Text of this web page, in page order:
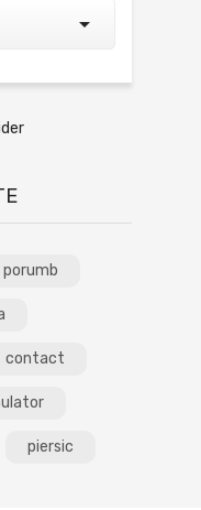

porumb
contact
piersic